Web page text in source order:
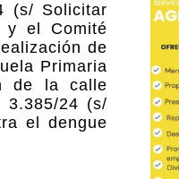
(s/ Solicitar
y el Comité
de
Primaria
de la calle
3.385/24 (s/
el dengue